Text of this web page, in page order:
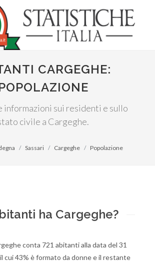
CARGEGHE:
informazioni sui residenti e sullo
civile a Cargeghe.
Sassari Cargeghe Popolazione
ha Cargeghe?
conta 721 abitanti alla data del 31
cui 43% è formato da donne e il restante